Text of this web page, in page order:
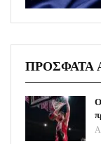
ΠΡΟΣΦΑΤΑ